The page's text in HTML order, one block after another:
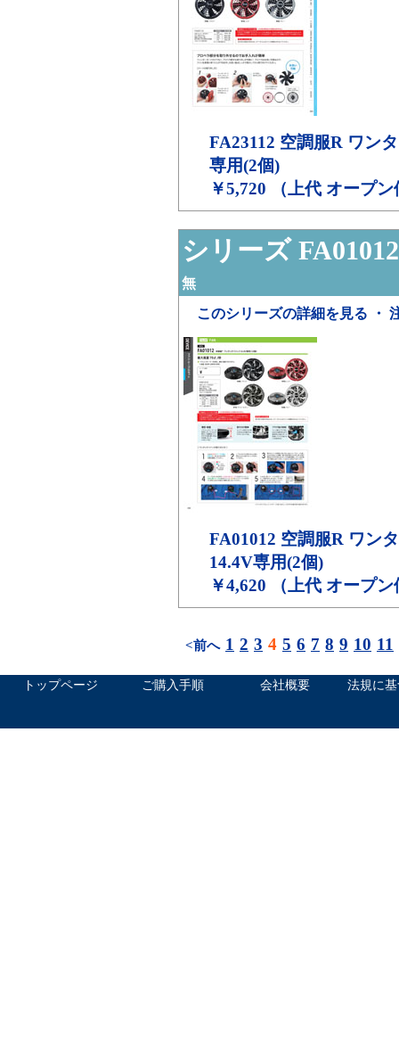
FA23112 空調服R ワン
専用(2個)
￥5,720 （上代 オープ
シリーズ FA01012
無
このシリーズの詳細を見る ・
FA01012 空調服R ワン
14.4V専用(2個)
￥4,620 （上代 オープ
<前へ 1 2 3 4 5 6 7 8 9 10 11
トップページ ご購入手順 会社概要 法規に